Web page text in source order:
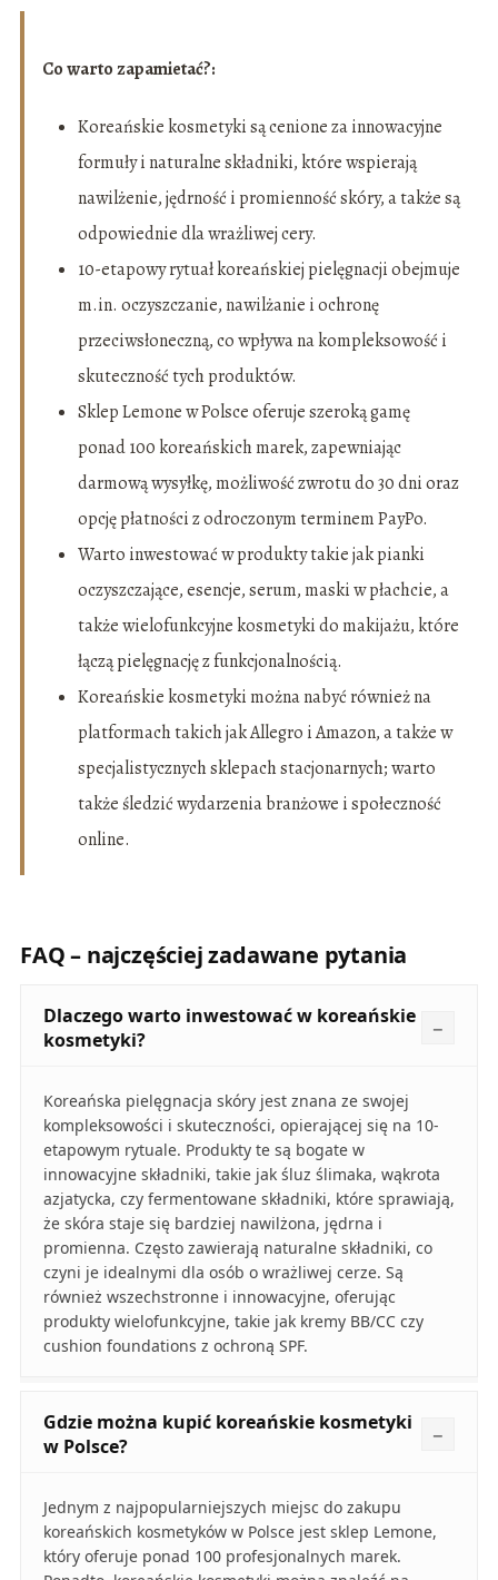
Co warto zapamietać?:
Koreańskie kosmetyki są cenione za innowacyjne
formuły i naturalne składniki, które wspierają
nawilżenie, jędrność i promienność skóry, a także są
odpowiednie dla wrażliwej cery.
10-etapowy rytuał koreańskiej pielęgnacji obejmuje
m.in. oczyszczanie, nawilżanie i ochronę
przeciwsłoneczną, co wpływa na kompleksowość i
skuteczność tych produktów.
Sklep Lemone w Polsce oferuje szeroką gamę
ponad 100 koreańskich marek, zapewniając
darmową wysyłkę, możliwość zwrotu do 30 dni oraz
opcję płatności z odroczonym terminem PayPo.
Warto inwestować w produkty takie jak pianki
oczyszczające, esencje, serum, maski w płachcie, a
także wielofunkcyjne kosmetyki do makijażu, które
łączą pielęgnację z funkcjonalnością.
Koreańskie kosmetyki można nabyć również na
platformach takich jak Allegro i Amazon, a także w
specjalistycznych sklepach stacjonarnych; warto
także śledzić wydarzenia branżowe i społeczność
online.
FAQ – najczęściej zadawane pytania
Dlaczego warto inwestować w koreańskie
kosmetyki?
Koreańska pielęgnacja skóry jest znana ze swojej
kompleksowości i skuteczności, opierającej się na 10-
etapowym rytuale. Produkty te są bogate w
innowacyjne składniki, takie jak śluz ślimaka, wąkrota
azjatycka, czy fermentowane składniki, które sprawiają,
że skóra staje się bardziej nawilżona, jędrna i
promienna. Często zawierają naturalne składniki, co
czyni je idealnymi dla osób o wrażliwej cerze. Są
również wszechstronne i innowacyjne, oferując
produkty wielofunkcyjne, takie jak kremy BB/CC czy
cushion foundations z ochroną SPF.
Gdzie można kupić koreańskie kosmetyki
w Polsce?
Jednym z najpopularniejszych miejsc do zakupu
koreańskich kosmetyków w Polsce jest sklep Lemone,
który oferuje ponad 100 profesjonalnych marek.